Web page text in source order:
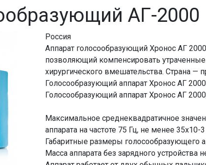
АГ-2000
Россия
Аппарат голосообразующий Хронос АГ
позволяющий компенсировать
хирургического вмешательства. Страна —
Голосообразующий аппарат Хронос АГ 2000
Голосообразующий аппарат Хронос АГ
Максимальное среднеквадратичное
аппарата на частоте 75 Гц, не менее 35х10-
Габаритные размеры голосообразующего
Масса аппарата без зарядного устройства